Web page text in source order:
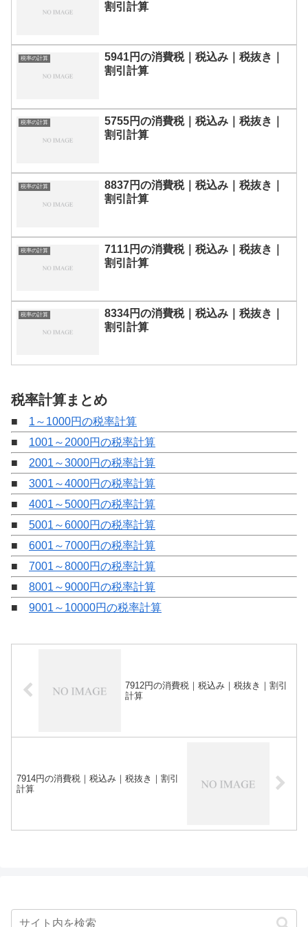
割引計算
税率の計算
5941円の消費税｜税込み｜税抜き｜
割引計算
税率の計算
5755円の消費税｜税込み｜税抜き｜
割引計算
税率の計算
8837円の消費税｜税込み｜税抜き｜
割引計算
税率の計算
7111円の消費税｜税込み｜税抜き｜
割引計算
税率の計算
8334円の消費税｜税込み｜税抜き｜
割引計算
税率計算まとめ
■ 1～1000円の税率計算
■ 1001～2000円の税率計算
■ 2001～3000円の税率計算
■ 3001～4000円の税率計算
■ 4001～5000円の税率計算
■ 5001～6000円の税率計算
■ 6001～7000円の税率計算
■ 7001～8000円の税率計算
■ 8001～9000円の税率計算
■ 9001～10000円の税率計算
7912円の消費税｜税込み｜税抜き｜割引
計算
7914円の消費税｜税込み｜税抜き｜割引
計算